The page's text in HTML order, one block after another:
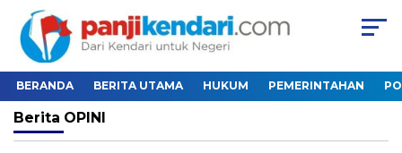
BERANDA BERITA UTAMA HUKUM PEMERINTAHAN
Berita OPINI